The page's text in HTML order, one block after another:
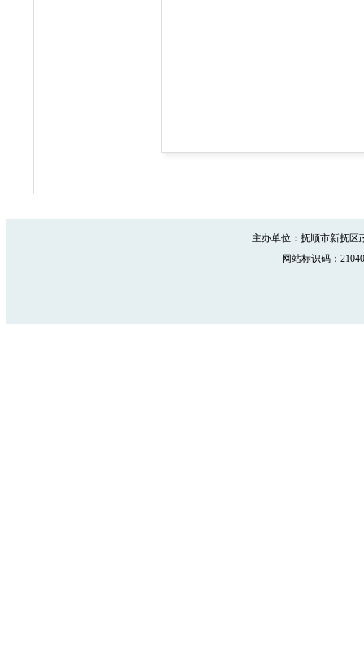
主办单位：抚顺市新抚
网站标识码：